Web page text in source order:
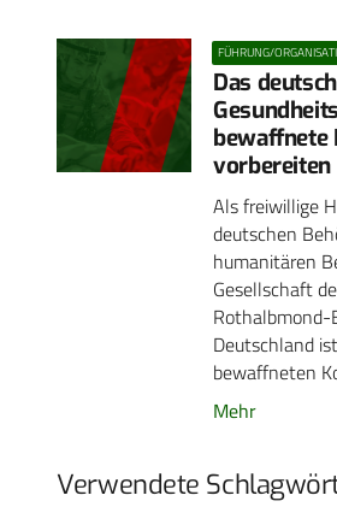
FÜHRUNG/
Das
bewaffnete
vorbereiten
Als freiwillige
deutschen
humanitären
Gesellschaft
Rothalbmond-
Deutschland
bewaffneten
Mehr
Verwendete